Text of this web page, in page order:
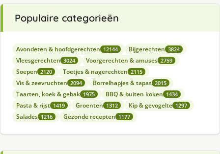
Populaire categorieën
Avondeten & hoofdgerechten 12144 Bijgerechten 3824
Vleesgerechten 3024 Voorgerechten & amuses 2759
Soepen 2120 Toetjes & nagerechten 2115
Vis & zeevruchten 2094 Borrelhapjes & tapas 2015
Taarten, koek & gebak 1975 BBQ & buiten koken 1434
Pasta & rijst 1419 Groenten 1312 Kip & gevogelte 1297
Salades 1216 Gezonde recepten 1177